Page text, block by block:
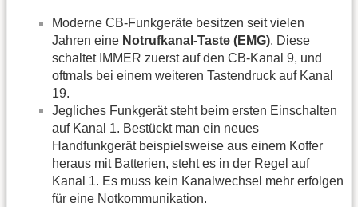
Moderne CB-Funkgeräte besitzen seit vielen
Jahren eine Notrufkanal-Taste (EMG). Diese
schaltet IMMER zuerst auf den CB-Kanal 9, und
oftmals bei einem weiteren Tastendruck auf Kanal
19.
Jegliches Funkgerät steht beim ersten Einschalten
auf Kanal 1. Bestückt man ein neues
Handfunkgerät beispielsweise aus einem Koffer
heraus mit Batterien, steht es in der Regel auf
Kanal 1. Es muss kein Kanalwechsel mehr erfolgen
für eine Notkommunikation.